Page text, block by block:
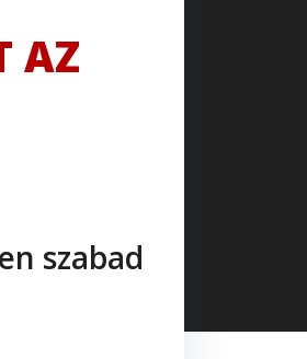
AZ
szabad